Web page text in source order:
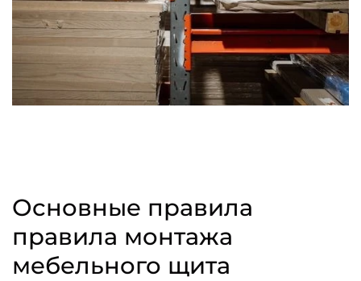
Основные правила
правила монтажа
мебельного щита